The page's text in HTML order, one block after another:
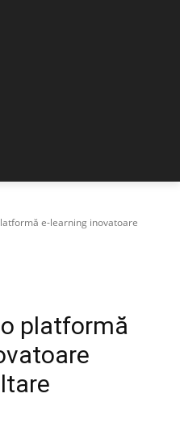
e-learning inovatoare
platformă